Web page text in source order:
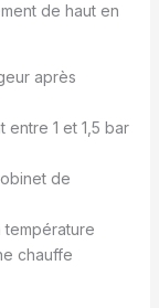
de haut en
après
1 et 1,5 bar
de
température
chauffe